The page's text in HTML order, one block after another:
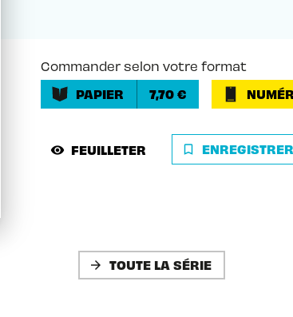
Commander selon votre format
PAPIER
7,70 €
visibility FEUILLETER bookmark_border ENREGISTRER
arrow_forward TOUTE LA SÉRIE